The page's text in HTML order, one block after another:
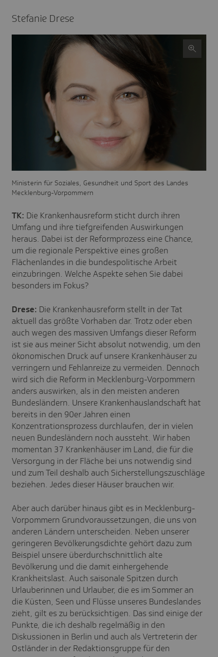
Stefanie Drese
Ministerin für Soziales, Gesundheit und Sport des Landes
Mecklenburg-Vorpommern
TK: Die Krankenhausreform sticht durch ihren
Umfang und ihre tiefgreifenden Auswirkungen
heraus. Dabei ist der Reformprozess eine Chance,
um die regionale Perspektive eines großen
Flächenlandes in die bundespolitische Arbeit
einzubringen. Welche Aspekte sehen Sie dabei
besonders im Fokus?
Drese: Die Krankenhausreform stellt in der Tat
aktuell das größte Vorhaben dar. Trotz oder eben
auch wegen des massiven Umfangs dieser Reform
ist sie aus meiner Sicht absolut notwendig, um den
ökonomischen Druck auf unsere Krankenhäuser zu
verringern und Fehlanreize zu vermeiden. Dennoch
wird sich die Reform in Mecklenburg-Vorpommern
anders auswirken, als in den meisten anderen
Bundesländern. Unsere Krankenhauslandschaft hat
bereits in den 90er Jahren einen
Konzentrationsprozess durchlaufen, der in vielen
neuen Bundesländern noch aussteht. Wir haben
momentan 37 Krankenhäuser im Land, die für die
Versorgung in der Fläche bei uns notwendig sind
und zum Teil deshalb auch Sicherstellungszuschläge
beziehen. Jedes dieser Häuser brauchen wir.
Aber auch darüber hinaus gibt es in Mecklenburg-
Vorpommern Grundvoraussetzungen, die uns von
anderen Ländern unterscheiden. Neben unserer
geringeren Bevölkerungsdichte gehört dazu zum
Beispiel unsere überdurchschnittlich alte
Bevölkerung und die damit einhergehende
Krankheitslast. Auch saisonale Spitzen durch
Urlauberinnen und Urlauber, die es im Sommer an
die Küsten, Seen und Flüsse unseres Bundeslandes
zieht, gilt es zu berücksichtigen. Das sind einige der
Punkte, die ich deshalb regelmäßig in den
Diskussionen in Berlin und auch als Vertreterin der
Ostländer in der Redaktionsgruppe für den